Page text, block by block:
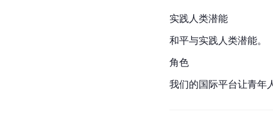
实践人类潜能
和平与实践人类潜能。
角色
我们的国际平台让青年